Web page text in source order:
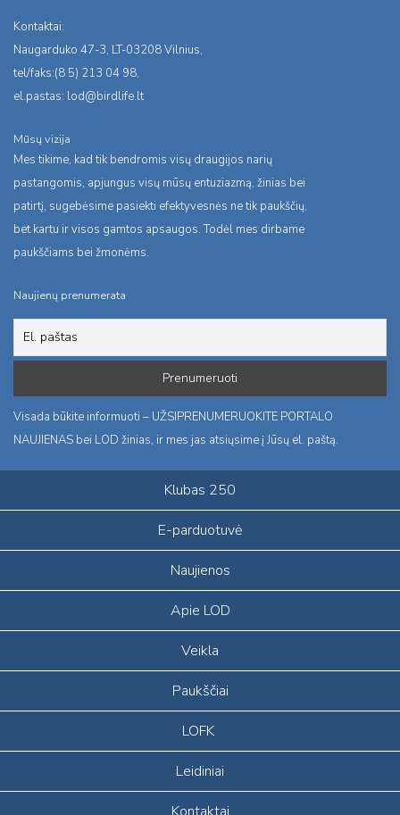
Kontaktai:
Naugarduko 47-3, LT-03208 Vilnius,
tel/faks:(8 5) 213 04 98,
el.pastas: lod@birdlife.lt
Mūsų vizija
Mes tikime, kad tik bendromis visų draugijos narių
pastangomis, apjungus visų mūsų entuziazmą, žinias bei
patirtį, sugebėsime pasiekti efektyvesnės ne tik paukščių,
bet kartu ir visos gamtos apsaugos. Todėl mes dirbame
paukščiams bei žmonėms.
Naujienų prenumerata
Visada būkite informuoti – UŽSIPRENUMERUOKITE PORTALO
NAUJIENAS bei LOD žinias, ir mes jas atsiųsime į Jūsų el. paštą.
Klubas 250
E-parduotuvė
Naujienos
Apie LOD
Veikla
Paukščiai
LOFK
Leidiniai